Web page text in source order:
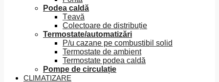
Podea caldă
Țeavă
Colectoare de distribuție
Termostate/automatizări
P/u cazane pe combustibil solid
Termostate de ambient
Termostate podea caldă
Pompe de circulație
CLIMATIZARE